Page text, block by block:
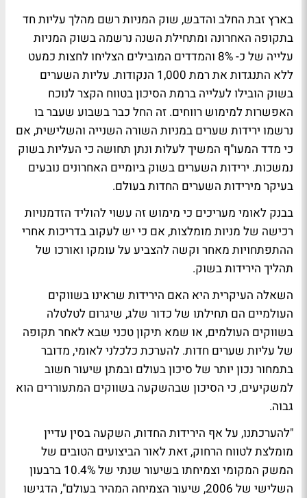
בארץ זבת החלב והדבש, שוק המניות רשם מהלך עליות חד
בתקופה האחרונה ומתחילת השנה נרשמה בשוק המניות
עלייה של כ- 8% והמדדים המובילים הצליחו לחצות כמעט
ללא התנגדות את רמת 1,000 הנקודות. עליות השערים
בשוק הובילו לעלייה ברמת הסיכון בטווח הקצר לנוכח
האפשרות למימוש רווחים. זה החל כבר בשבוע שעבר בו
נרשמו ירידות שערים במניות השורה השנייה והשלישית, אם
כי מדד המעו"ף המשיך לעלות ונתן תחושה כי העליות בשוק
נמשכות. ירידות השערים בשוק ביומיים האחרונים נובעים
בעיקר מירידות השערים החדות בעולם.
בבנק לאומי מעריכים כי מימוש זה עשוי להוליד הזדמנויות
רכישה של מניות מומלצות, אם כי יש לעקוב בדריכות אחרי
ההתפתחויות מאחר וקשה להצביע על עומקו ואורכו של
תהליך הירידות בשוק.
השאלה העיקרית היא האם הירידות שראינו בשווקים
העולמיים הם תחילתו של כדור שלג, שיגרום לטלטלה
בשווקים העולמים, או שמא תיקון טכני שבא לאחר תקופה
של עליות שערים חדות. להערכת כלכלני לאומי, מדובר
בתמחור נכון יותר של סיכון בעולם ובמתן שיעור חשוב
למשקיעים, כי הסיכון שבהשקעה בשווקים המתעוררים הוא
גבוה.
"להערכתנו, על אף הירידות החדות, השקעה בסין עדיין
מומלצת לטווח הרחוק, זאת לאור הביצועים הטובים של
המשק המקומי וצמיחתו בשיעור שנתי של 10.4% ברבעון
השלישי של 2006, שיעור הצמיחה המהיר בעולם", הדגישו